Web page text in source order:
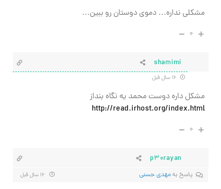
مشکلی نداره… دموی دوستان رو ببین…
۰
shamimi
مشكل داره دوست محمد يه نگاه بنداز
http://read.irhost.org/index.html
۰
p30rayan
پاسخ بهمهدی حسنی